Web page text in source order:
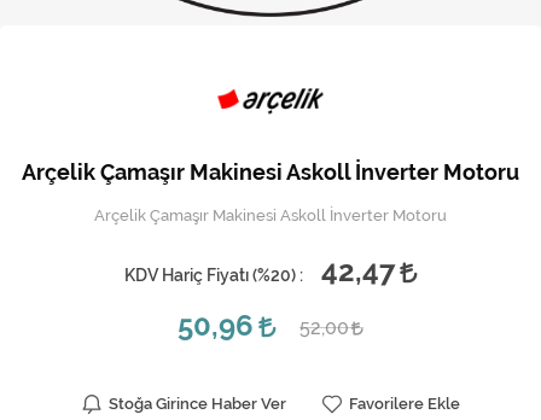
Musluk
Arçelik Çamaşır Makinesi Askoll İnverter Motoru
Arçelik Çamaşır Makinesi Askoll İnverter Motoru
KDV Hariç Fiyatı (%20) :
42,47
50,96
52,00
Stoğa Girince Haber Ver
Favorilere Ekle